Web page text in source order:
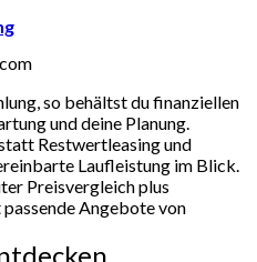
so behältst du finanziellen
und deine Planung.
Restwertleasing und
Laufleistung im Blick.
Preisvergleich plus
Angebote von